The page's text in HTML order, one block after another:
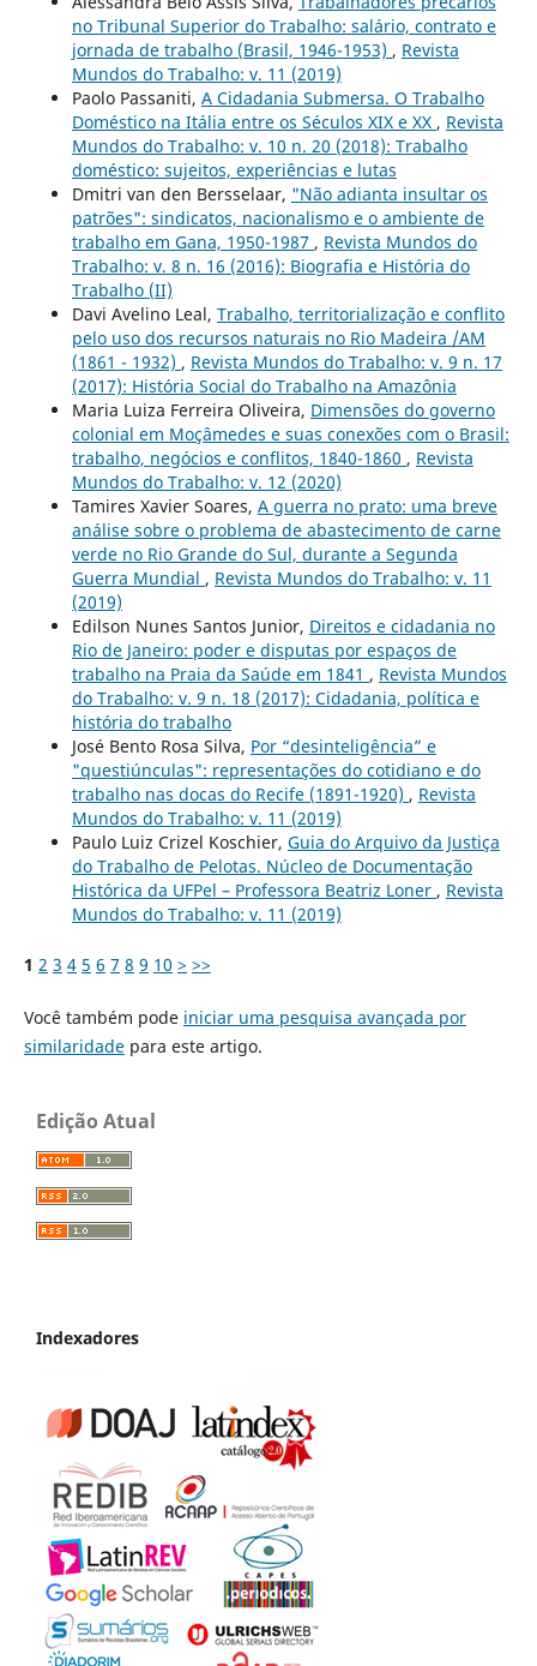
no Tribunal Superior do Trabalho: salário, contrato e
jornada de trabalho (Brasil, 1946-1953) , Revista
Mundos do Trabalho: v. 11 (2019)
Paolo Passaniti, A Cidadania Submersa. O Trabalho
Doméstico na Itália entre os Séculos XIX e XX , Revista
Mundos do Trabalho: v. 10 n. 20 (2018): Trabalho
doméstico: sujeitos, experiências e lutas
Dmitri van den Bersselaar, "Não adianta insultar os
patrões": sindicatos, nacionalismo e o ambiente de
trabalho em Gana, 1950-1987 , Revista Mundos do
Trabalho: v. 8 n. 16 (2016): Biografia e História do
Trabalho (II)
Davi Avelino Leal, Trabalho, territorialização e conflito
pelo uso dos recursos naturais no Rio Madeira /AM
(1861 - 1932) , Revista Mundos do Trabalho: v. 9 n. 17
(2017): História Social do Trabalho na Amazônia
Maria Luiza Ferreira Oliveira, Dimensões do governo
colonial em Moçâmedes e suas conexões com o Brasil:
trabalho, negócios e conflitos, 1840-1860 , Revista
Mundos do Trabalho: v. 12 (2020)
Tamires Xavier Soares, A guerra no prato: uma breve
análise sobre o problema de abastecimento de carne
verde no Rio Grande do Sul, durante a Segunda
Guerra Mundial , Revista Mundos do Trabalho: v. 11
(2019)
Edilson Nunes Santos Junior, Direitos e cidadania no
Rio de Janeiro: poder e disputas por espaços de
trabalho na Praia da Saúde em 1841 , Revista Mundos
do Trabalho: v. 9 n. 18 (2017): Cidadania, política e
história do trabalho
José Bento Rosa Silva, Por “desinteligência” e
"questiúnculas": representações do cotidiano e do
trabalho nas docas do Recife (1891-1920) , Revista
Mundos do Trabalho: v. 11 (2019)
Paulo Luiz Crizel Koschier, Guia do Arquivo da Justiça
do Trabalho de Pelotas. Núcleo de Documentação
Histórica da UFPel – Professora Beatriz Loner , Revista
Mundos do Trabalho: v. 11 (2019)
1 2 3 4 5 6 7 8 9 10 > >>
Você também pode iniciar uma pesquisa avançada por
similaridadepara este artigo.
Edição Atual
Indexadores